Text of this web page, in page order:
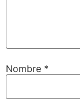
Nombre *